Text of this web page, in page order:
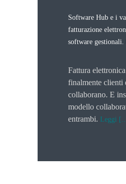
Software Hub e i
fatturazione
software gestionali.
Fattura
finalmente clienti
collaborano. E
modello
entrambi. Leggi